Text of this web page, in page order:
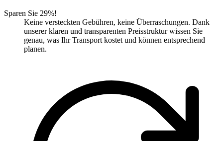
Sparen Sie 29%!
Keine versteckten Gebühren, keine Überraschungen. Dank
unserer klaren und transparenten Preisstruktur wissen Sie
genau, was Ihr Transport kostet und können entsprechend
planen.